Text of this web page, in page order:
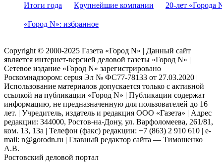
Итоги года
Крупнейшие компании 20-лет «Города
«Город N»: избранное
Copyright © 2000-2025 Газета «Город N» | Данный сайт
является интернет-версией деловой газеты «Город N» |
Сетевое издание «Город N» зарегистрировано
Роскомнадзором: серuя Эл № ФС77-78133 от 27.03.2020 |
Использование материалов допускается только с активной
ссылкой на публикации «Город N» | Публикации содержат
информацию, не предназначенную для пользователей до 16
лет. | Учредитель, издатель и редакция ООО «Газета» | Адрес
редакции: 344000, Ростов-на-Дону, ул. Варфоломеева, 261/81,
ком. 13, 13а | Телефон (факс) редакции: +7 (863) 2 910 610 | e-
mail: n@gorodn.ru | Главный редактор сайта — Тимошенко
А.В.
Ростовский деловой портал